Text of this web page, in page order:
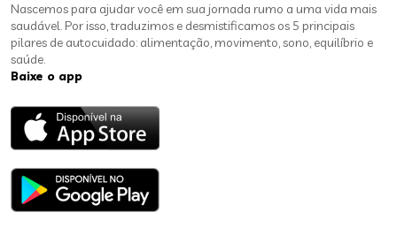
Nascemos para ajudar você em sua jornada rumo a uma vida mais
saudável. Por isso, traduzimos e desmistificamos os 5 principais
pilares de autocuidado: alimentação, movimento, sono, equilíbrio e
saúde.
Baixe o app